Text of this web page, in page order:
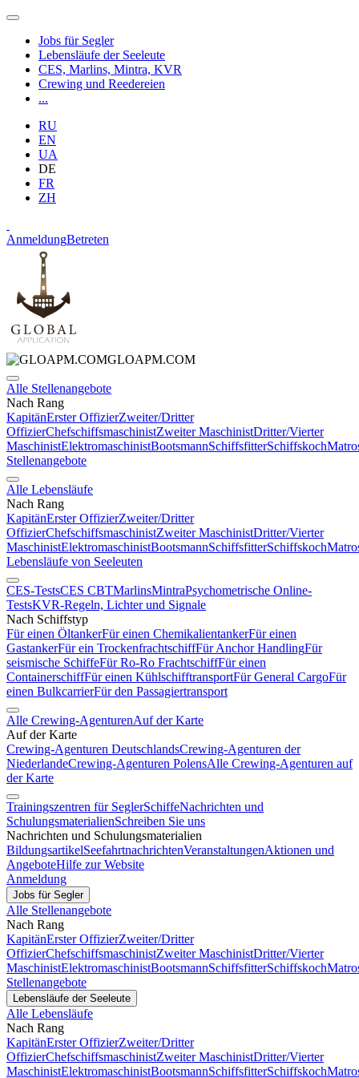
Jobs für Segler
Lebensläufe der Seeleute
CES, Marlins, Mintra, KVR
Crewing und Reedereien
...
RU
EN
UA
DE
FR
ZH
AnmeldungBetreten
GLOAPM.COM
Alle Stellenangebote
Nach Rang
KapitänErster OffizierZweiter/Dritter
OffizierChefschiffsmaschinistZweiter MaschinistDritter/Vierter
MaschinistElektromaschinistBootsmannSchiffsfitterSchiffskoch
Stellenangebote
Alle Lebensläufe
Nach Rang
KapitänErster OffizierZweiter/Dritter
OffizierChefschiffsmaschinistZweiter MaschinistDritter/Vierter
MaschinistElektromaschinistBootsmannSchiffsfitterSchiffskoch
Lebensläufe von Seeleuten
CES-TestsCES CBTMarlinsMintraPsychometrische Online-
TestsKVR-Regeln, Lichter und Signale
Nach Schiffstyp
Für einen ÖltankerFür einen ChemikalientankerFür einen
GastankerFür ein TrockenfrachtschiffFür Anchor HandlingFür
seismische SchiffeFür Ro-Ro FrachtschiffFür einen
ContainerschiffFür einen KühlschifftransportFür General CargoFür
einen BulkcarrierFür den Passagiertransport
Alle Crewing-AgenturenAuf der Karte
Auf der Karte
Crewing-Agenturen DeutschlandsCrewing-Agenturen der
NiederlandeCrewing-Agenturen PolensAlle Crewing-Agenturen auf
der Karte
Trainingszentren für SeglerSchiffeNachrichten und
SchulungsmaterialienSchreiben Sie uns
Nachrichten und Schulungsmaterialien
BildungsartikelSeefahrtnachrichtenVeranstaltungenAktionen und
AngeboteHilfe zur Website
Anmeldung
Jobs für Segler
Alle Stellenangebote
Nach Rang
KapitänErster OffizierZweiter/Dritter
OffizierChefschiffsmaschinistZweiter MaschinistDritter/Vierter
MaschinistElektromaschinistBootsmannSchiffsfitterSchiffskoch
Stellenangebote
Lebensläufe der Seeleute
Alle Lebensläufe
Nach Rang
KapitänErster OffizierZweiter/Dritter
OffizierChefschiffsmaschinistZweiter MaschinistDritter/Vierter
MaschinistElektromaschinistBootsmannSchiffsfitterSchiffskoch